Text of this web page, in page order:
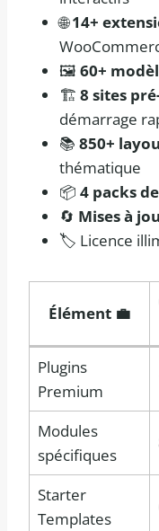
🌐14+
🖼️ 60+
🏗️ 8 sites
démarrage
📚 850+
thématique
📦 4 packs
🔄 Mises à
🏷️ Licence
Élément 💼
Plugins
Premium
Modules
spécifiques
Starter
Templates